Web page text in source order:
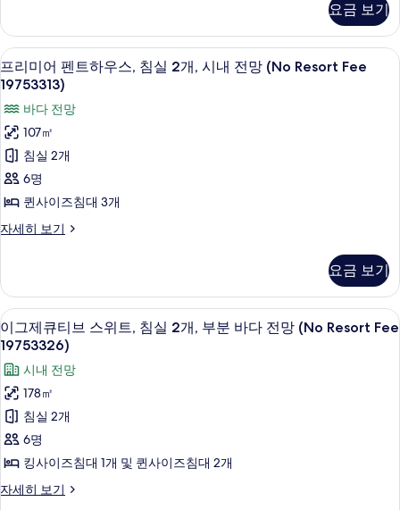
사
진
모
두
보
기
Fee
19753307)
자
세
히
보
기
침
실
2
개,
바
다
전
망
(No
Resort
사
진
모
두
보
기
셜
펜
트
하
스,
침
실
2
개,
다
전
망
Fee
19753307A)
자
세
히
보
기
요금 보기
프
리
미
어
펜
트
하
우
실
2
개,
시
내
전
망
(No
Resort
Fee
18
프리미어 펜트하우스, 침실 2개, 시내 전망 (No Resort Fee
19753313)
바다 전망
107㎡
침실 2개
6명
퀸사이즈침대 3개
자세히 보기
프
펜
트
하
우
침
실
2
개,
시
전
망
(No
요금 보기
이
그
제
큐
티
브
스
위
이그제큐티브 스위트, 침실 2개, 부분
22
이그제큐티브 스위트, 침실 2개, 부분 바다 전망 (No Resort Fee
19753326)
시내 전망
178㎡
침실 2개
6명
킹사이즈침대 1개 및 퀸사이즈침대 2개
자세히 보기
이